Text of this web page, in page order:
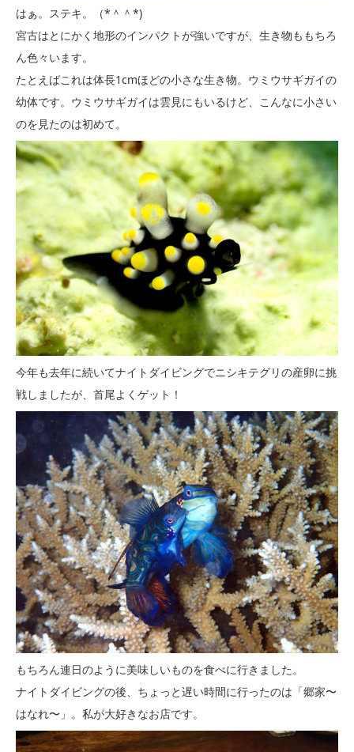
はぁ。ステキ。（*＾＾*)
宮古はとにかく地形のインパクトが強いですが、生き物ももちろ
ん色々います。
たとえばこれは体長1cmほどの小さな生き物。ウミウサギガイの
幼体です。ウミウサギガイは雲見にもいるけど、こんなに小さい
のを見たのは初めて。
今年も去年に続いてナイトダイビングでニシキテグリの産卵に挑
戦しましたが、首尾よくゲット！
もちろん連日のように美味しいものを食べに行きました。
ナイトダイビングの後、ちょっと遅い時間に行ったのは「郷家〜
はなれ〜」。私が大好きなお店です。